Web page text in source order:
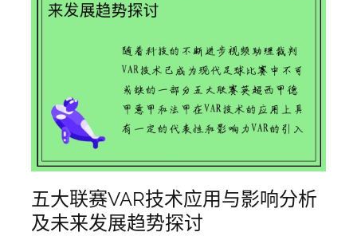
五大联赛VAR技术应用与影响分析
及未来发展趋势探讨